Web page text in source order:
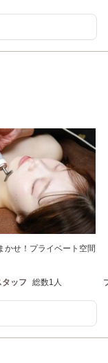
かせ！プライベート空間
タッフ 総数1人